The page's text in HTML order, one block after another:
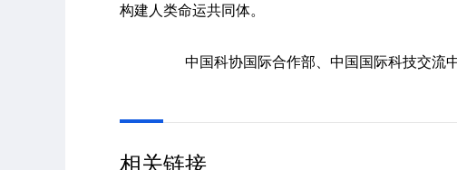
构建人类命运共同体。
中国科协国际合作部、中国国际科技交流
相关链接